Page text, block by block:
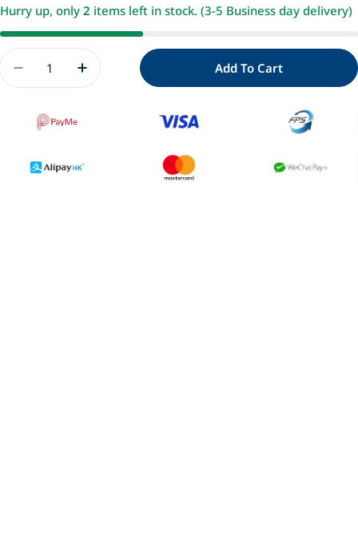
Hurry up, only 2 items left in stock. (3-5 Business day delivery)
Decrease Quantity For 貓熊小湯匙和貓熊香鬆(隨
Increase Quantity For 貓熊小湯匙和貓熊
Add To Cart